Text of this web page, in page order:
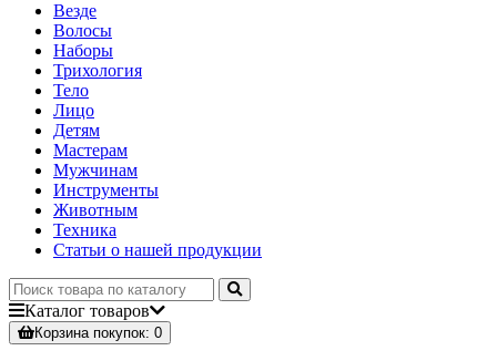
Везде
Волосы
Наборы
Трихология
Тело
Лицо
Детям
Мастерам
Мужчинам
Инструменты
Животным
Техника
Статьи о нашей продукции
Каталог товаров
Корзинапокупок: 0